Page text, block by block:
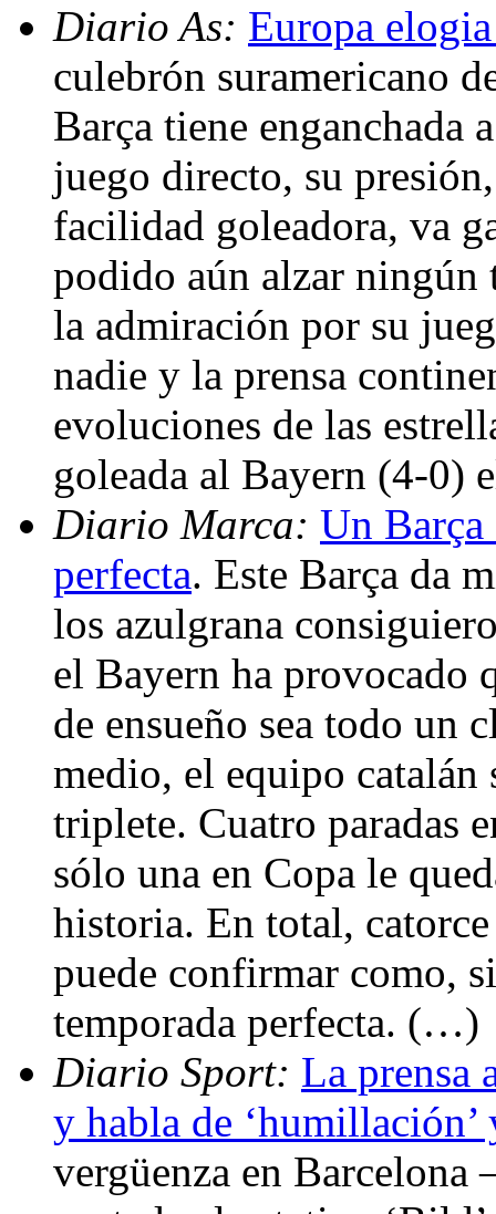
Diario As: Europa
culebrón suramericano
Barça tiene enganchada
juego directo, su
facilidad goleadora, va
podido aún alzar
la admiración por su
nadie y la prensa
evoluciones de las
goleada al Bayern (4-0)
Diario Marca: Un Barça
perfecta. Este Barça da
los azulgrana
el Bayern ha provocado
de ensueño sea todo un
medio, el equipo
triplete. Cuatro paradas
sólo una en Copa le
historia. En total,
puede confirmar como,
temporada perfecta. (…)
Diario Sport: La prensa
y habla de ‘humillación’
vergüenza en Barcelona